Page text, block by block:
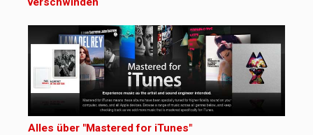
Alles über "Mastered for iTunes"